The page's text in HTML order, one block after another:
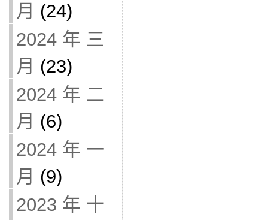
月 (24)
2024 年 三
月 (23)
2024 年 二
月 (6)
2024 年 一
月 (9)
2023 年 十